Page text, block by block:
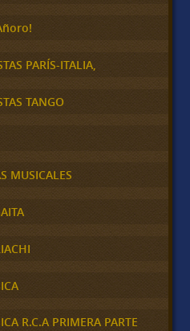
PARÍS-ITALIA,
TANGO
MUSICALES
R.C.A PRIMERA PARTE